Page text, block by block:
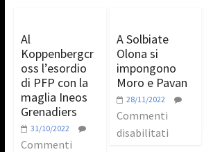
Al
Koppenbergcr
oss l’esordio
di PFP con la
maglia Ineos
Grenadiers
31/10/2022
Commenti
A Solbiate
Olona si
impongono
Moro e Pavan
28/11/2022
Commenti
disabilitati